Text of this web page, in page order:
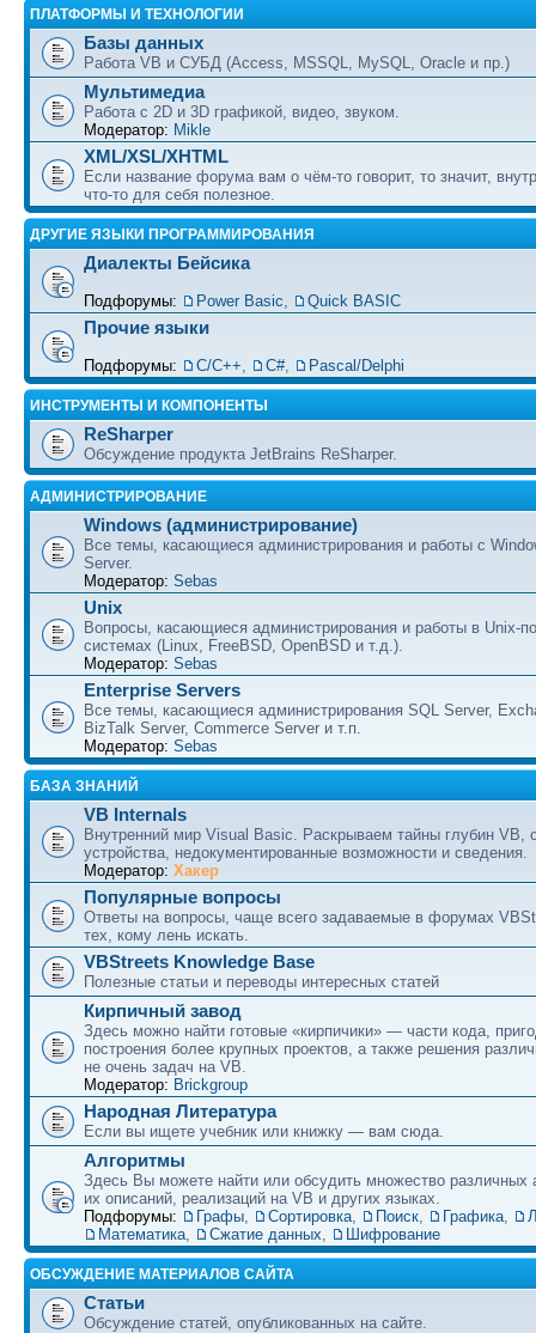
ПЛАТФОРМЫ И ТЕХНОЛОГИИ
Базы данных
Работа VB и СУБД (Access, MSSQL, MySQL, Oracle и пр.)
Мультимедиа
Работа с 2D и 3D графикой, видео, звуком.
Модератор: Mikle
XML/XSL/XHTML
Если название форума вам о чём-то говорит, то значит,
что-то для себя полезное.
ДРУГИЕ ЯЗЫКИ ПРОГРАММИРОВАНИЯ
Диалекты Бейсика
Подфорумы: Power Basic, Quick BASIC
Прочие языки
Подфорумы: С/С++, C#, Pascal/Delphi
ИНСТРУМЕНТЫ И КОМПОНЕНТЫ
ReSharper
Обсуждение продукта JetBrains ReSharper.
АДМИНИСТРИРОВАНИЕ
Windows (администрирование)
Все темы, касающиеся администрирования и работы с
Server.
Модератор: Sebas
Unix
Вопросы, касающиеся администрирования и работы в Unix-
системах (Linux, FreeBSD, OpenBSD и т.д.).
Модератор: Sebas
Enterprise Servers
Все темы, касающиеся администрирования SQL Server,
BizTalk Server, Commerce Server и т.п.
Модератор: Sebas
БАЗА ЗНАНИЙ
VB Internals
Внутренний мир Visual Basic. Раскрываем тайны глубин VB,
устройства, недокументированные возможности и сведения.
Модератор: Хакер
Популярные вопросы
Ответы на вопросы, чаще всего задаваемые в форумах
тех, кому лень искать.
VBStreets Knowledge Base
Полезные статьи и переводы интересных статей
Кирпичный завод
Здесь можно найти готовые «кирпичики» — части кода,
построения более крупных проектов, а также решения
не очень задач на VB.
Модератор: Brickgroup
Народная Литература
Если вы ищете учебник или книжку — вам сюда.
Алгоритмы
Здесь Вы можете найти или обсудить множество различных
их описаний, реализаций на VB и других языках.
Подфорумы:
Графы, Сортировка, Поиск, Графика,
Математика, Сжатие данных, Шифрование
ОБСУЖДЕНИЕ МАТЕРИАЛОВ САЙТА
Статьи
Обсуждение статей, опубликованных на сайте.